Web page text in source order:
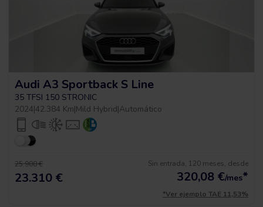
Audi A3 Sportback S Line
35 TFSI 150 STRONIC
2024|42.384 Km|Mild Hybrid|Automático
25.900 €
23.310 €
Sin entrada, 120 meses, desde
320,08 €/mes*
*Ver ejemplo TAE 11,53%